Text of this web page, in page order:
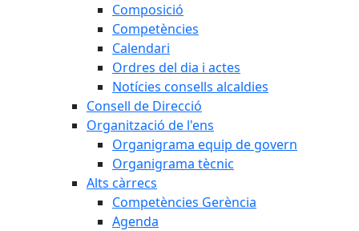
Composició
Competències
Calendari
Ordres del dia i actes
Notícies consells alcaldies
Consell de Direcció
Organització de l'ens
Organigrama equip de govern
Organigrama tècnic
Alts càrrecs
Competències Gerència
Agenda